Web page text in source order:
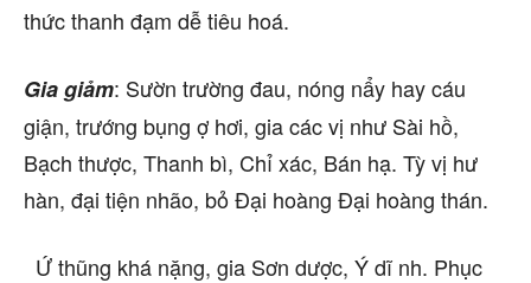
thức thanh đạm dễ tiêu hoá.
Gia giảm: Sườn trường đau, nóng nẩy hay cáu
giận, trướng bụng ợ hơi, gia các vị như Sài hồ,
Bạch thược, Thanh bì, Chỉ xác, Bán hạ. Tỳ vị hư
hàn, đại tiện nhão, bỏ Đại hoàng Đại hoàng thán.
Ứ thũng khá nặng, gia Sơn dược, Ý dĩ nh. Phục